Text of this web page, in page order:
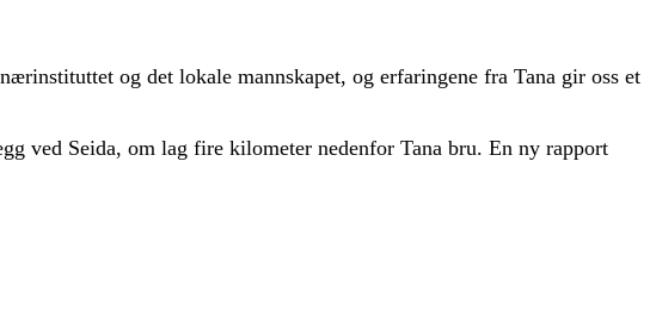
og det lokale mannskapet, og erfaringene fra Tana gir oss et
ved Seida, om lag fire kilometer nedenfor Tana bru. En ny rapport